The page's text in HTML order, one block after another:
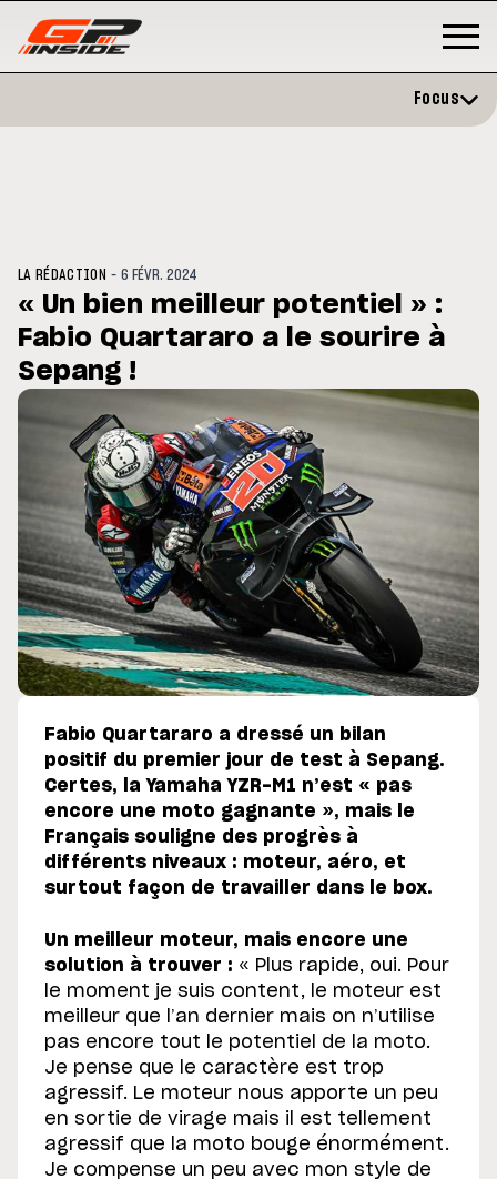
: Horaires et
du GP de Grande-
MOTO GP
Focus
LA RÉDACTION -6 FÉVR. 2024
« Un bien meilleur potentiel » :
Fabio Quartararo a le sourire à
Sepang !
Fabio Quartararo a dressé un bilan
positif du premier jour de test à Sepang.
Certes, la Yamaha YZR-M1 n’est « pas
encore une moto gagnante », mais le
Français souligne des progrès à
différents niveaux : moteur, aéro, et
surtout façon de travailler dans le box.
Un meilleur moteur, mais encore une
solution à trouver : « Plus rapide, oui. Pour
le moment je suis content, le moteur est
meilleur que l’an dernier mais on n’utilise
pas encore tout le potentiel de la moto.
Je pense que le caractère est trop
agressif. Le moteur nous apporte un peu
en sortie de virage mais il est tellement
agressif que la moto bouge énormément.
Je compense un peu avec mon style de